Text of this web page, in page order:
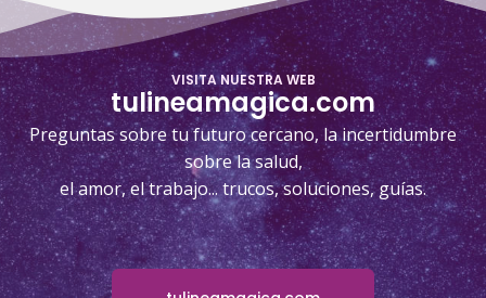
VISITA NUESTRA WEB
tulineamagica.com
Preguntas sobre tu futuro cercano, la incertidumbre
sobre la salud,
el amor, el trabajo... trucos, soluciones, guías.